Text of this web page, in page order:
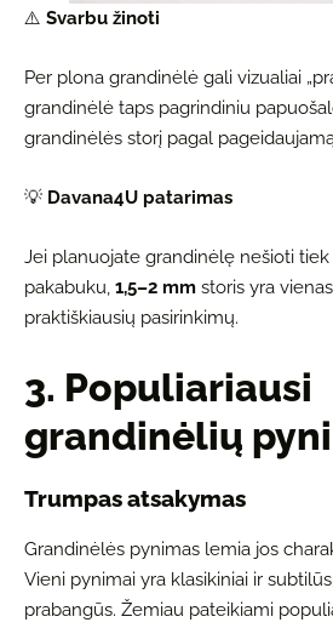
⚠️ Svarbu žinoti
Per plona grandinėlė gali vizualiai
grandinėlė taps pagrindiniu
grandinėlės storį pagal
💡 Davana4U patarimas
Jei planuojate grandinėlę nešioti tiek
pakabuku, 1,5–2 mm storis yra
praktiškiausių pasirinkimų.
3. Populiariausi
grandinėlių
Trumpas atsakymas
Grandinėlės pynimas lemia jos
Vieni pynimai yra klasikiniai ir
prabangūs. Žemiau pateikiami